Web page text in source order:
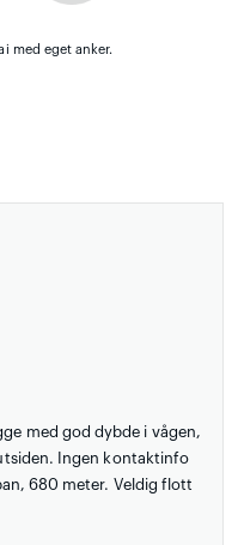
med eget anker.
med god dybde i vågen,
Ingen kontaktinfo
680 meter. Veldig flott